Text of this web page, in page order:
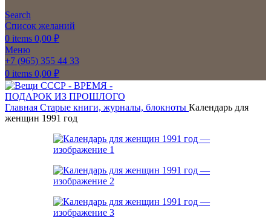
Search
Список желаний
0 items 0,00 ₽
Меню
+7 (965) 355 44 33
0 items 0,00 ₽
Главная Старые книги, журналы, блокноты Календарь для
женщин 1991 год